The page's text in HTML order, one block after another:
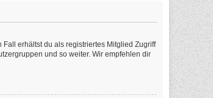
erhältst du als registriertes Mitglied Zugriff
und so weiter. Wir empfehlen dir